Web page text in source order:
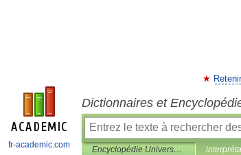
fr-academic.com
Dictionnaires et
Encyclopédie Universelle